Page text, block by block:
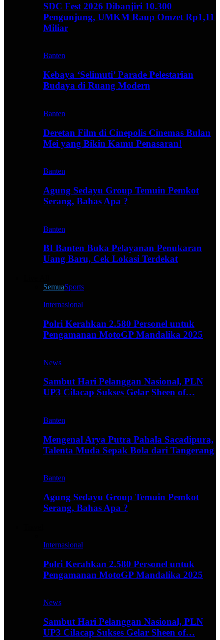
SDC Fest 2026 Dibanjiri 10.300
Pengunjung, UMKM Raup Omzet Rp1,11
Miliar
Banten
Kebaya ‘Selimuti’ Parade Pelestarian
Budaya di Ruang Modern
Banten
Deretan Film di Cinepolis Cinemas Bulan
Mei yang Bikin Kamu Penasaran!
Banten
Agung Sedayu Group Temuin Pemkot
Serang, Bahas Apa ?
Banten
BI Banten Buka Pelayanan Penukaran
Uang Baru, Cek Lokasi Terdekat
SemuaSports
Internasional
Polri Kerahkan 2.580 Personel untuk
Pengamanan MotoGP Mandalika 2025
News
Sambut Hari Pelanggan Nasional, PLN
UP3 Cilacap Sukses Gelar Sheen of…
Banten
Mengenal Arya Putra Pahala Sacadipura,
Talenta Muda Sepak Bola dari Tangerang
Banten
Agung Sedayu Group Temuin Pemkot
Serang, Bahas Apa ?
Internasional
Polri Kerahkan 2.580 Personel untuk
Pengamanan MotoGP Mandalika 2025
News
Sambut Hari Pelanggan Nasional, PLN
UP3 Cilacap Sukses Gelar Sheen of…